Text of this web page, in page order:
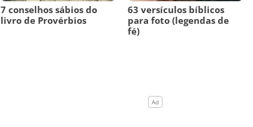
7 conselhos sábios do
livro de Provérbios
63 versículos bíblicos
para foto (legendas de
fé)